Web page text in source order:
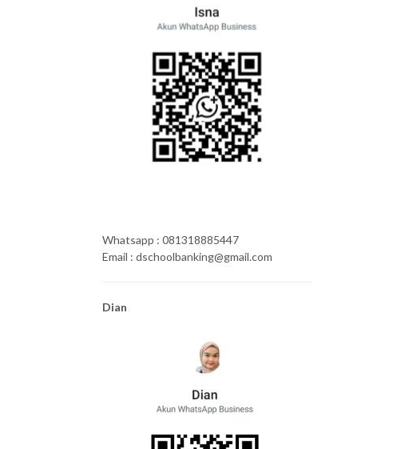
Whatsapp : 081318885447
Email : dschoolbanking@gmail.com
Dian